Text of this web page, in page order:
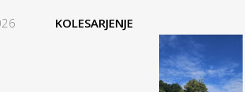
KOLESARJENJE